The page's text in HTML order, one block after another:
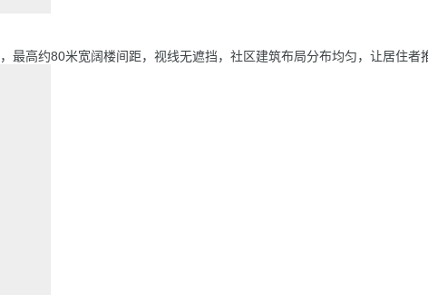
高约80米宽阔楼间距，视线无遮挡，社区建筑布局分布均匀，让居住者